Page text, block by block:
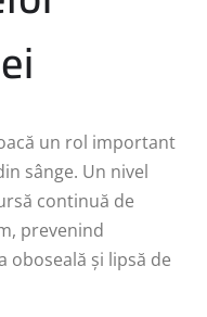
un rol important
sânge. Un nivel
continuă de
prevenind
oboseală și lipsă de